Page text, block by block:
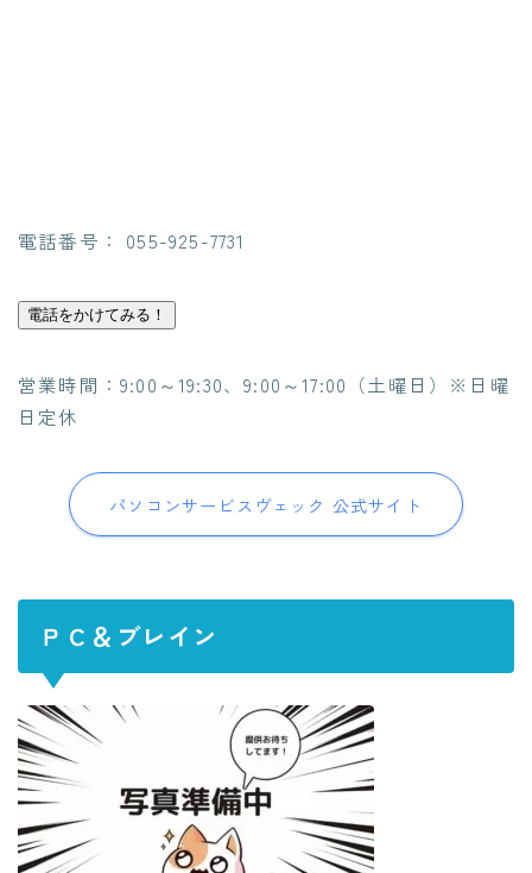
電話番号： 055-925-7731
電話をかけてみる！
営業時間：9:00～19:30、9:00～17:00（土曜日）※日曜
日定休
パソコンサービスヴェック 公式サイト
ＰＣ＆ブレイン